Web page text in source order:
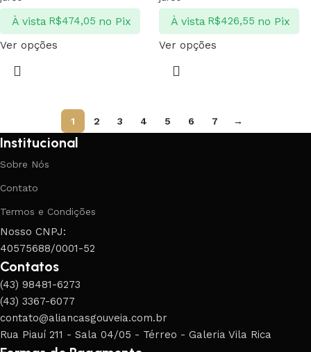
À vista R$474,05 no Pix
Ver opções
À vista R$426,55 no Pix
Ver opções
1 2 3 4 5 6 7 →
Institucional
Sobre Nós
Contato
Termos e Condições
Nosso CNPJ:
40575688/0001-52
Contatos
(43) 98481-6273
(43) 3367-6077
contato@aliancasgouveia.com.br
Rua Piauí 211 - Sala 04/05 - Térreo - Galeria Vila Rica